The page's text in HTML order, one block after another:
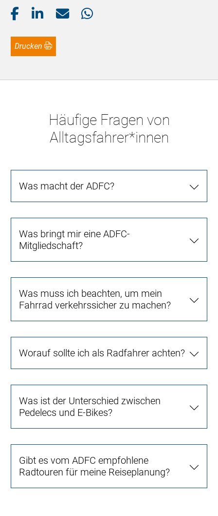
Drucken
Häufige Fragen von
Alltagsfahrer*innen
Was macht der ADFC?
Was bringt mir eine ADFC-
Mitgliedschaft?
Was muss ich beachten, um mein
Fahrrad verkehrssicher zu machen?
Worauf sollte ich als Radfahrer achten?
Was ist der Unterschied zwischen
Pedelecs und E-Bikes?
Gibt es vom ADFC empfohlene
Radtouren für meine Reiseplanung?